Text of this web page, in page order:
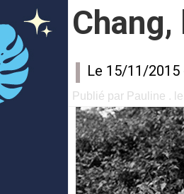
Le 15/11/2015
Publié par Pauline .